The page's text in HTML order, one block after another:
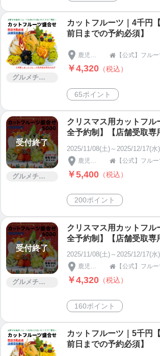
グルメチケット
カットフルーツ｜4千円
前日までの予約必須】

￥4,320 （税込）
65ポイント
受付終了
グルメチケット
クリスマス用カットフル
全予約制】【店舗受取専
2025/11/08(土)～2025/12/17(水)
鹿児島県 
￥5,400 （税込）
200ポイント
受付終了
グルメチケット
クリスマス用カットフル
全予約制】【店舗受取専
2025/11/08(土)～2025/12/17(水)
鹿児島県 
￥4,320 （税込）
160ポイント
カットフルーツ｜5千円
前日までの予約必須】